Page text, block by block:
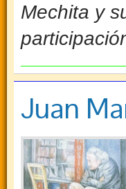
Mechita y
Juan